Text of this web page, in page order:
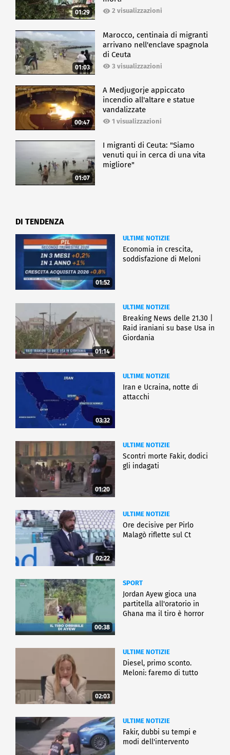
01:29 2 visualizzazioni
01:03
Marocco, centinaia di migranti
arrivano nell'enclave spagnola
di Ceuta
3 visualizzazioni
00:47
A Medjugorje appiccato
incendio all'altare e statue
vandalizzate
1 visualizzazioni
01:07
I migranti di Ceuta: "Siamo
venuti qui in cerca di una vita
migliore"
DI TENDENZA
01:52
ULTIME NOTIZIE
Economia in crescita,
soddisfazione di Meloni
01:14
ULTIME NOTIZIE
Breaking News delle 21.30 |
Raid iraniani su base Usa in
Giordania
03:32
ULTIME NOTIZIE
Iran e Ucraina, notte di
attacchi
01:20
ULTIME NOTIZIE
Scontri morte Fakir, dodici
gli indagati
02:22
ULTIME NOTIZIE
Ore decisive per Pirlo
Malagò riflette sul Ct
00:38
SPORT
Jordan Ayew gioca una
partitella all'oratorio in
Ghana ma il tiro è horror
02:03
ULTIME NOTIZIE
Diesel, primo sconto.
Meloni: faremo di tutto
ULTIME NOTIZIE
Fakir, dubbi su tempi e
modi dell'intervento